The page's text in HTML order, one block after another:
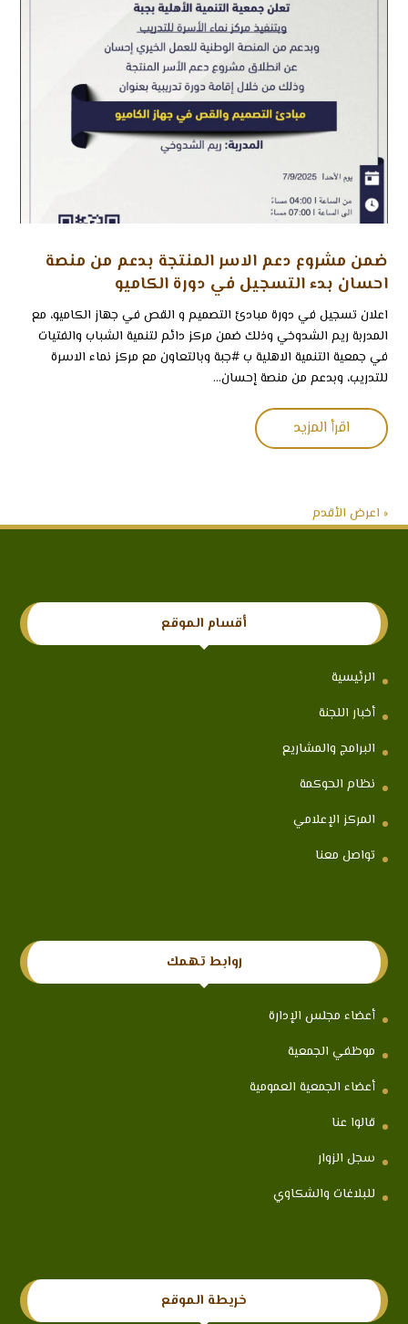
ضمن مشروع دعم الاسر المنتجة بدعم من منصة
احسان بدء التسجيل في دورة الكاميو
اعلان تسجيل في دورة مبادئ التصميم و القص في جهاز الكاميو، مع
المدربة ريم الشدوخي وذلك ضمن مركز دائم لتنمية الشباب والفتيات
في جمعية التنمية الاهلية ب ⁧‫#جبة‬⁩ وبالتعاون مع مركز نماء الاسرة
للتدريب، وبدعم من منصة إحسان...
اقرأ المزيد
« اعرض الأقدم
أقسام الموقع
الرئيسية
أخبار اللجنة
البرامج والمشاريع
نظام الحوكمة
المركز الإعلامي
تواصل معنا
روابط تهمك
أعضاء مجلس الإدارة
موظفي الجمعية
أعضاء الجمعية العمومية
قالوا عنا
سجل الزوار
للبلاغات والشكاوي
خريطة الموقع